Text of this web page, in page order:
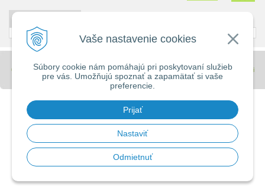
Vaše nastavenie cookies
Súbory cookie nám pomáhajú pri poskytovaní služieb
pre vás. Umožňujú spoznať a zapamätať si vaše
preferencie.
Prijať
Nastaviť
Odmietnuť
© 2026 Stavebniny - DUMA •tvorba eshopu cez UNIobchod,webhostingspoločnosti
WEBYGROUP